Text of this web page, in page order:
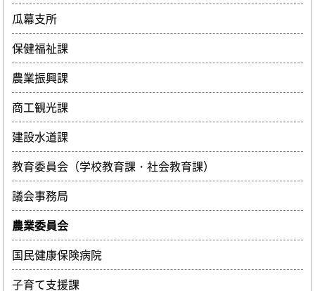
瓜幕支所
保健福祉課
農業振興課
商工観光課
建設水道課
教育委員会（学校教育課・社会教育課）
議会事務局
農業委員会
国民健康保険病院
子育て支援課